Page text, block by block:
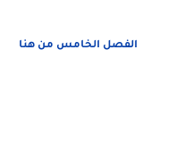
الفصل الخامس من هنا